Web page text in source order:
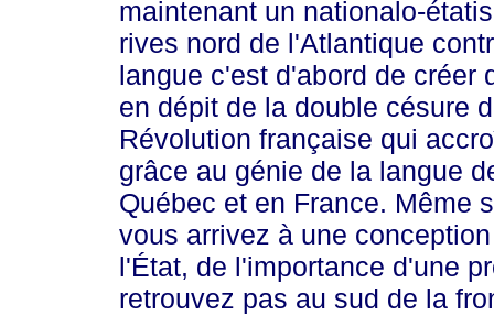
maintenant un nationalo-
rives nord de l'Atlantique
langue c'est d'abord de créer
en dépit de la double césure
Révolution française qui
grâce au génie de la langue
Québec et en France. Même
vous arrivez à une
l'État, de l'importance d'une
retrouvez pas au sud de la